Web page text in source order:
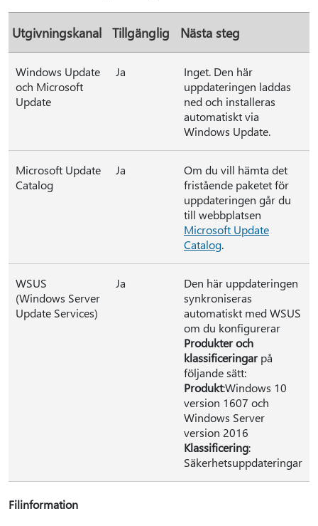
Utgivningskanal Tillgänglig Nästa steg
Windows Update
och Microsoft
Update
Ja
Inget. Den här
uppdateringen laddas
ned och installeras
automatiskt via
Windows Update.
Microsoft Update
Catalog
Ja
Om du vill hämta det
fristående paketet för
uppdateringen går du
till webbplatsen
Microsoft Update
Catalog.
WSUS
(Windows Server
Update Services)
Ja
Den här uppdateringen
synkroniseras
automatiskt med WSUS
om du konfigurerar
Produkter och
klassificeringarpå
följande sätt:
Produkt:Windows 10
version 1607 och
Windows Server
version 2016
Klassificering:
Säkerhetsuppdateringar
Filinformation